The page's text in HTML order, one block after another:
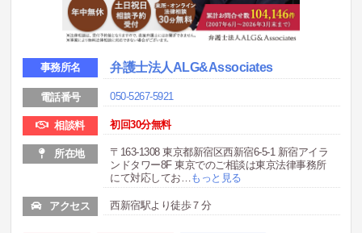
事務所名 弁護士法人ALG&Associates
電話番号 050-5267-5921
相談料 初回30分無料
所在地
〒163-1308 東京都新宿区西新宿6-5-1 新宿アイラ
ンドタワー8F 東京でのご相談は東京法律事務所
にて対応してお
もっと見る
アクセス 西新宿駅より徒歩７分